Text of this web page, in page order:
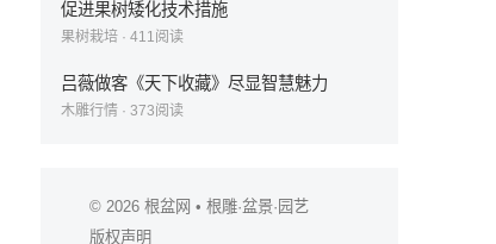
促进果树矮化技术措施
果树栽培 · 411阅读
吕薇做客《天下收藏》尽显智慧魅力
木雕行情 · 373阅读
© 2026 根盆网 • 根雕·盆景·园艺
版权声明